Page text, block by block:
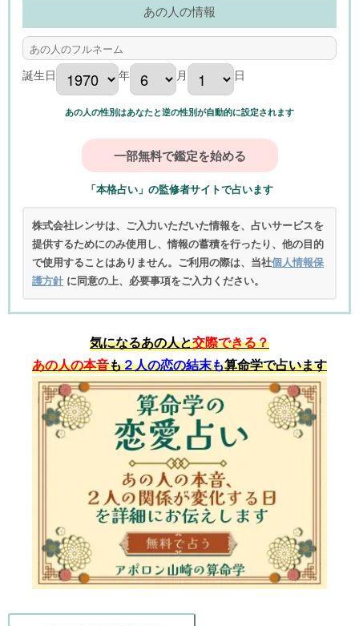
あの人の情報
誕生日 年 月 日
あの人の性別はあなたと逆の性別が自動的に設定されます
「本格占い」の監修者サイトで占います
株式会社レンサは、ご入力いただいた情報を、占いサービスを
提供するためにのみ使用し、情報の蓄積を行ったり、他の目的
で使用することはありません。ご利用の際は、当社個人情報保
護方針 に同意の上、必要事項をご入力ください。
気になるあの人と交際できる？
あの人の本音も２人の恋の結末も算命学で占います